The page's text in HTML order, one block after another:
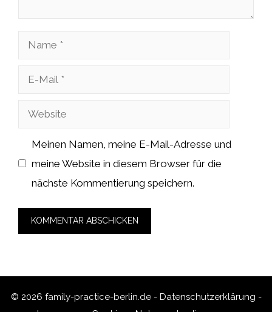
Name
Website
Meinen Namen, meine E-Mail-Adresse und
meine Website in diesem Browser für die
nächste Kommentierung speichern.
© 2026 family-practice-berlin.de - Datenschutzerklärung -